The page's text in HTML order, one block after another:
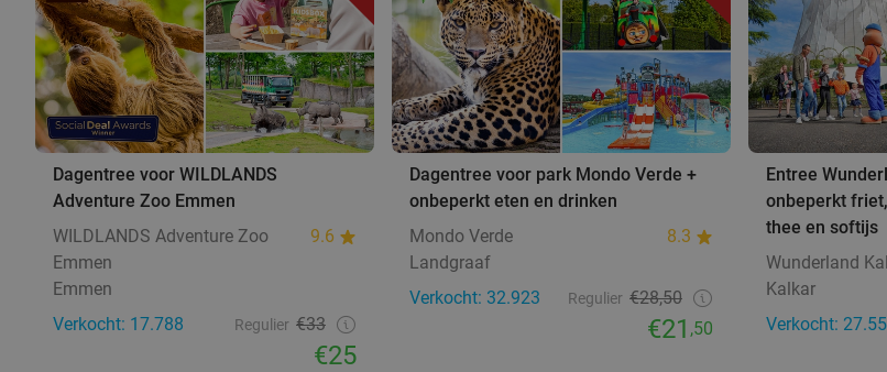
Dagentree voor WILDLANDS
Adventure Zoo Emmen
WILDLANDS Adventure Zoo
Emmen
9.6
Emmen
Verkocht: 17.788
Regulier €33
€25
Dagentree voor park Mondo Verde +
onbeperkt eten en drinken
Mondo Verde
8.3
Landgraaf
Verkocht: 32.923
Regulier €28,50
€21 ,50
Entree
onbeperkt
thee en softijs
Wunderland
Kalkar
Verkocht: